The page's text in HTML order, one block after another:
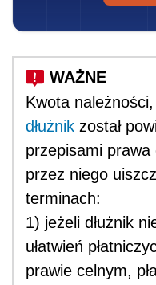
Kwota
dłużnik został
przepisami
przez niego
terminach:
1) jeżeli dłużnik
ułatwień
prawie celnym,